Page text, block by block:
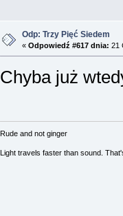
Odp: Trzy Pięć Siedem
« Odpowiedź #617 dnia: 21
Chyba już
Rude and not ginger
Light travels faster than sound.